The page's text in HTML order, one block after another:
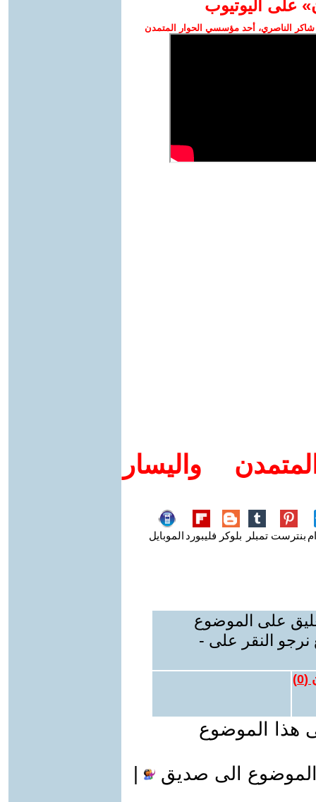
على اليوتيوب
الناصري، أحد مؤسسي الحوار المتمدن
واليسار
بنترست تمبلر بلوكر فليبورد الموبايل
على الموضوع
نرجو النقر على -
(
0
)
هذا الموضوع
الى صديق